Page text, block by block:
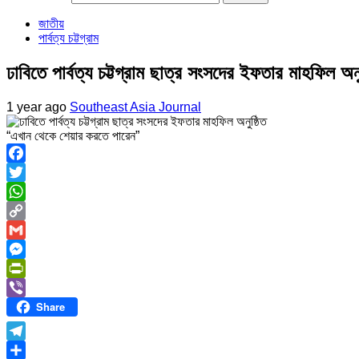
জাতীয়
পার্বত্য চট্টগ্রাম
ঢাবিতে পার্বত্য চট্টগ্রাম ছাত্র সংসদের ইফতার মাহফিল
1 year ago Southeast Asia Journal
“এখান থেকে শেয়ার করতে পারেন”
Facebook
Twitter
WhatsApp
Copy
Link
Gmail
Messenger
PrintFriendly
ViberShare
Telegram